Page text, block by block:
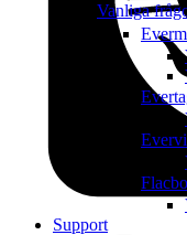
Vanliga
Support